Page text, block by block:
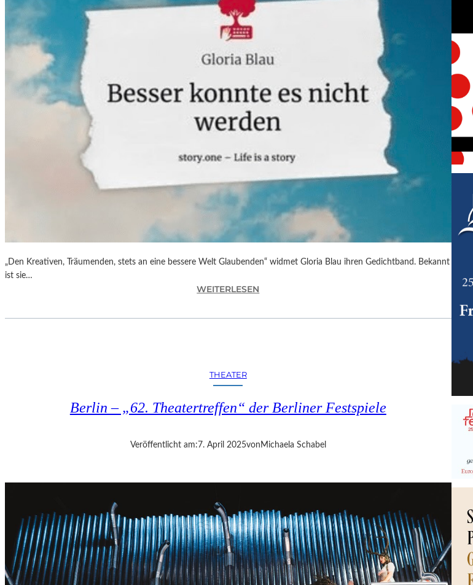
„Den Kreativen, Träumenden, stets an eine bessere Welt Glaubenden“ widmet Gloria Blau ihren Gedichtband. Bekannt
ist sie…
WEITERLESEN
L
A
B
R
K
O
N
N
THEATER
Berlin – „62. Theatertreffen“ der Berliner Festspiele
Veröffentlicht am: 7. April 2025von Michaela Schabel